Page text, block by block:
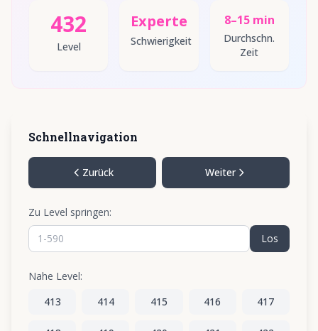
432
Level
Experte
Schwierigkeit
8–15 min
Durchschn.
Zeit
Schnellnavigation
Zurück Weiter
Zu Level springen:
Los
Nahe Level:
413
414 415 416 417